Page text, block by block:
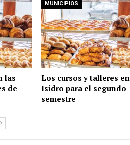
las
de
MUNICIPIOS
Los cursos y talleres
Isidro para el segundo
semestre